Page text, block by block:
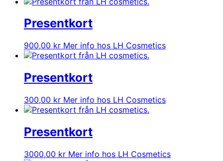
Presentkort
900,00 kr Mer info hos LH Cosmetics
Presentkort
300,00 kr Mer info hos LH Cosmetics
Presentkort
3000,00 kr Mer info hos LH Cosmetics